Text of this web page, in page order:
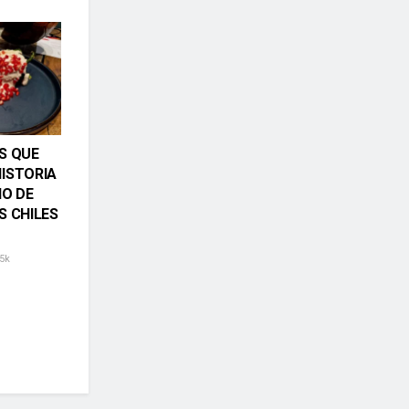
QUE
DE
CHILES